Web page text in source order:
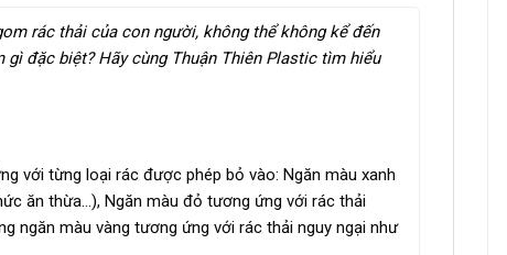
rác thải của con người, không thể không kể đến
đặc biệt? Hãy cùng Thuận Thiên Plastic tìm hiểu
với từng loại rác được phép bỏ vào: Ngăn màu xanh
ăn thừa…), Ngăn màu đỏ tương ứng với rác thải
ngăn màu vàng tương ứng với rác thải nguy ngại như